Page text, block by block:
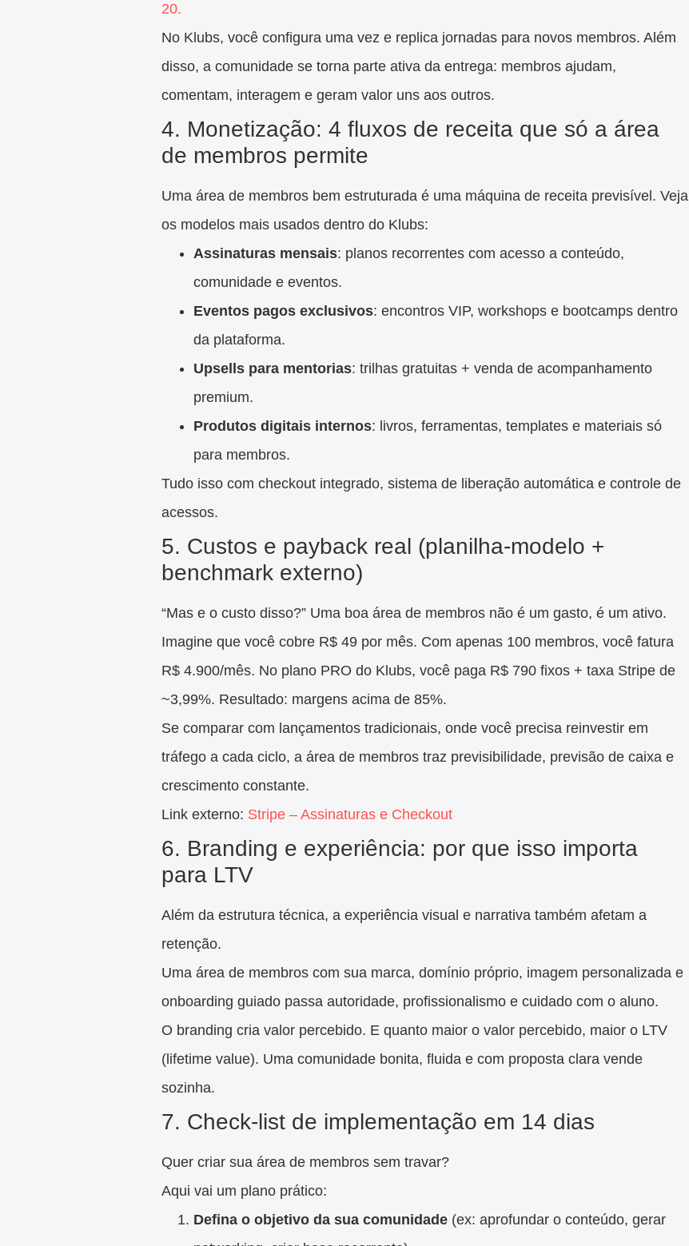
20.
No Klubs, você configura uma vez e replica jornadas para novos membros. Além
disso, a comunidade se torna parte ativa da entrega: membros ajudam,
comentam, interagem e geram valor uns aos outros.
4. Monetização: 4 fluxos de receita que só a área
de membros permite
Uma área de membros bem estruturada é uma máquina de receita previsível. Veja
os modelos mais usados dentro do Klubs:
Assinaturas mensais: planos recorrentes com acesso a conteúdo,
comunidade e eventos.
Eventos pagos exclusivos: encontros VIP, workshops e bootcamps dentro
da plataforma.
Upsells para mentorias: trilhas gratuitas + venda de acompanhamento
premium.
Produtos digitais internos: livros, ferramentas, templates e materiais só
para membros.
Tudo isso com checkout integrado, sistema de liberação automática e controle de
acessos.
5. Custos e payback real (planilha-modelo +
benchmark externo)
“Mas e o custo disso?” Uma boa área de membros não é um gasto, é um ativo.
Imagine que você cobre R$ 49 por mês. Com apenas 100 membros, você fatura
R$ 4.900/mês. No plano PRO do Klubs, você paga R$ 790 fixos + taxa Stripe de
~3,99%. Resultado: margens acima de 85%.
Se comparar com lançamentos tradicionais, onde você precisa reinvestir em
tráfego a cada ciclo, a área de membros traz previsibilidade, previsão de caixa e
crescimento constante.
Link externo: Stripe – Assinaturas e Checkout
6. Branding e experiência: por que isso importa
para LTV
Além da estrutura técnica, a experiência visual e narrativa também afetam a
retenção.
Uma área de membros com sua marca, domínio próprio, imagem personalizada e
onboarding guiado passa autoridade, profissionalismo e cuidado com o aluno.
O branding cria valor percebido. E quanto maior o valor percebido, maior o LTV
(lifetime value). Uma comunidade bonita, fluida e com proposta clara vende
sozinha.
7. Check-list de implementação em 14 dias
Quer criar sua área de membros sem travar?
Aqui vai um plano prático:
Defina o objetivo da sua comunidade (ex: aprofundar o conteúdo, gerar